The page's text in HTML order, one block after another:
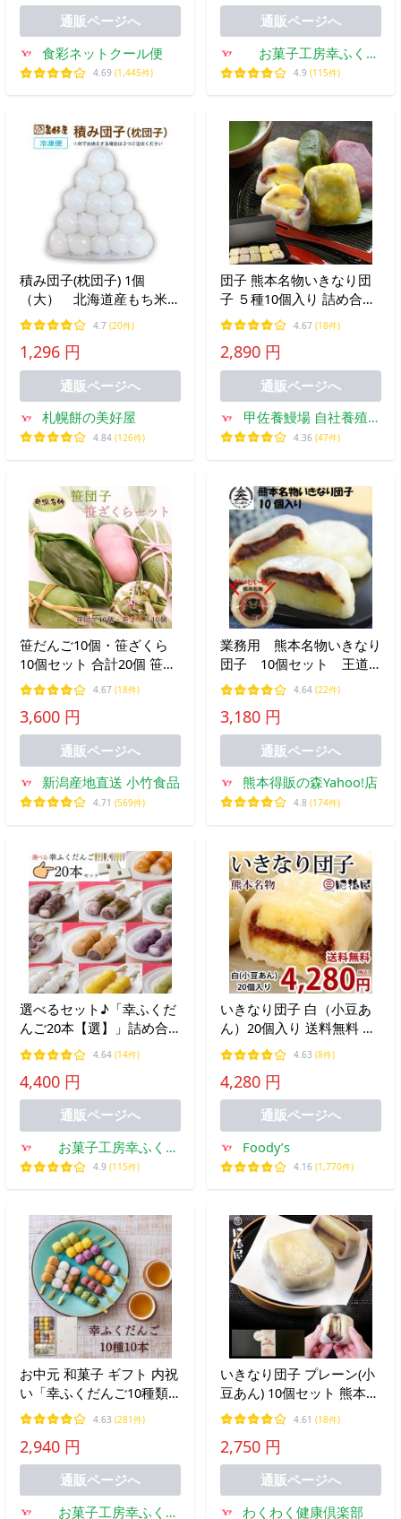
通販ページへ
食彩ネットクール便
4.69 (1,445件)
通販ページへ
お菓子工房幸ふく
Yahoo!店
4.9 (115件)
積み団子(枕団子) 1個
（大） 北海道産もち米使
用
4.7 (20件)
1,296 円
通販ページへ
札幌餅の美好屋
4.84 (126件)
団子 熊本名物いきなり団
子 ５種10個入り 詰め合わ
せ 和菓子 （小豆 よもぎ
紫芋 栗 くるみ） 送料無料
(一部除く) 無料ラッピング
お歳暮 土用丑の日は鰻
4.67 (18件)
2,890 円
通販ページへ
甲佐養鰻場 自社養殖う
なぎ専門店
4.36 (47件)
笹だんご10個・笹ざくら
10個セット 合計20個 笹団
子 新潟名物 ギフト 贈り物
4.67 (18件)
3,600 円
通販ページへ
新潟産地直送 小竹食品
4.71 (569件)
業務用 熊本名物いきなり
団子 10個セット 王道
の粒あん 和菓子 スイーツ
おやつ 手土産 お土産 冷
凍便 くまモンプリント
4.64 (22件)
3,180 円
通販ページへ
熊本得販の森Yahoo!店
4.8 (174件)
選べるセット♪「幸ふくだ
んご20本【選】」詰め合
わせ お取り寄せ 和菓子 か
わいい食べ物 ランキング
スイーツ 行楽 冷凍 お菓子
お供え 職場 串団子 退職
4.64 (14件)
4,400 円
通販ページへ
お菓子工房幸ふく
Yahoo!店
4.9 (115件)
いきなり団子 白（小豆あ
ん）20個入り 送料無料 熊
本名物 肥後屋 モチモチ食
感の和スイーツ 無添加 お
取り寄せ 和菓子 団子 あん
こ もち
4.63 (8件)
4,280 円
通販ページへ
Foody’s
4.16 (1,770件)
お中元 和菓子 ギフト 内祝
い「幸ふくだんご10種類
10本【茶】」煎茶のおま
け付 団子 誕生日 詰合せ
高級 お菓子 プレゼント 縁
起 お中元
4.63 (281件)
2,940 円
通販ページへ
お菓子工房幸ふく
いきなり団子 プレーン(小
豆あん) 10個セット 熊本
名物 送料無料 (一部地域を
除く）ラッピング無料 贈
り物 ギフト グルメ プレゼ
ント 土用丑の日は鰻
4.61 (18件)
2,750 円
通販ページへ
わくわく健康倶楽部